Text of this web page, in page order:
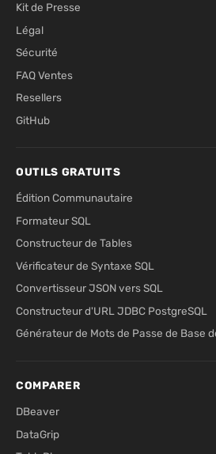
Kit de Presse
Légal
Sécurité
FAQ Ventes
Resellers
GitHub
OUTILS GRATUITS
Édition Communautaire
Formateur SQL
Constructeur de Tables
Vérificateur de Syntaxe SQL
Convertisseur JSON vers SQL
Constructeur d'URL JDBC PostgreSQL
Générateur de Mots de Passe de Base
COMPARER
DBeaver
DataGrip